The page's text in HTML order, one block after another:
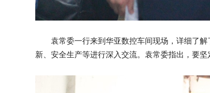
袁常委一行来到华亚数控车间现场，详细了解
新、安全生产等进行深入交流。袁常委指出，要